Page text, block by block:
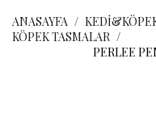
ANASAYFA
KÖPEK TASMALAR
PERLEE